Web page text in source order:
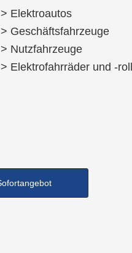
> Elektroautos
> Geschäftsfahrzeuge
> Nutzfahrzeuge
> Elektrofahrräder und -